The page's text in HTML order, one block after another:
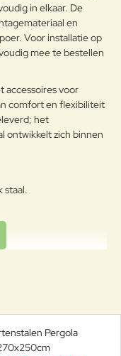
in elkaar. De
en
Voor installatie op
mee te bestellen
accessoires voor
comfort en flexibiliteit
het
ontwikkelt zich binnen
staal.